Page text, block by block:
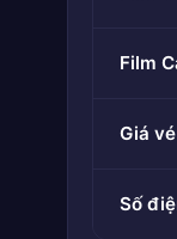
Film
Giá
Số